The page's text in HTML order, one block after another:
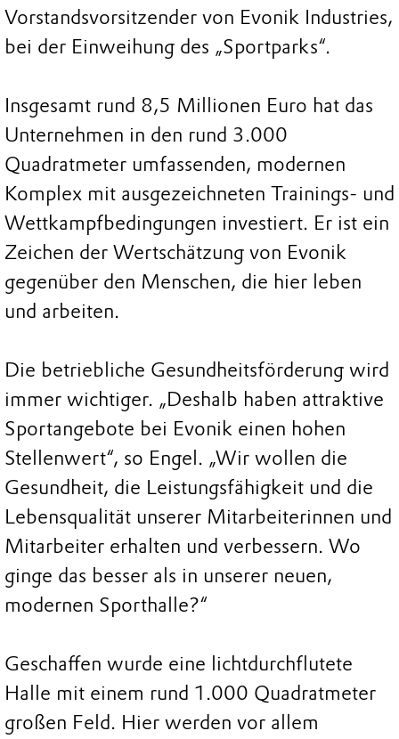
Vorstandsvorsitzender von Evonik Industries,
bei der Einweihung des „Sportparks“.
Insgesamt rund 8,5 Millionen Euro hat das
Unternehmen in den rund 3.000
Quadratmeter umfassenden, modernen
Komplex mit ausgezeichneten Trainings- und
Wettkampfbedingungen investiert. Er ist ein
Zeichen der Wertschätzung von Evonik
gegenüber den Menschen, die hier leben
und arbeiten.
Die betriebliche Gesundheitsförderung wird
immer wichtiger. „Deshalb haben attraktive
Sportangebote bei Evonik einen hohen
Stellenwert“, so Engel. „Wir wollen die
Gesundheit, die Leistungsfähigkeit und die
Lebensqualität unserer Mitarbeiterinnen und
Mitarbeiter erhalten und verbessern. Wo
ginge das besser als in unserer neuen,
modernen Sporthalle?“
Geschaffen wurde eine lichtdurchflutete
Halle mit einem rund 1.000 Quadratmeter
großen Feld. Hier werden vor allem